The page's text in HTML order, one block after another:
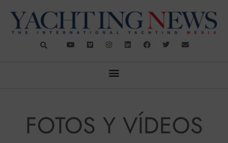
FOTOS Y VÍDEOS